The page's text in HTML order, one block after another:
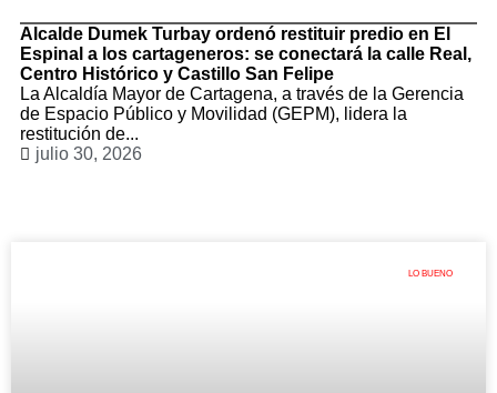
Alcalde Dumek Turbay ordenó restituir predio en El
Espinal a los cartageneros: se conectará la calle Real,
Centro Histórico y Castillo San Felipe
La Alcaldía Mayor de Cartagena, a través de la Gerencia
de Espacio Público y Movilidad (GEPM), lidera la
restitución de...
julio 30, 2026
LO BUENO